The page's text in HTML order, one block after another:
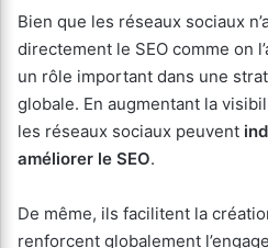
Bien que les réseaux sociaux
directement le SEO comme on
un rôle important dans une
globale. En augmentant la
les réseaux sociaux peuvent
améliorer le SEO.
De même, ils facilitent la
renforcent globalement